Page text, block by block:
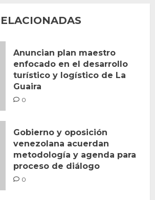
Anuncian plan maestro
enfocado en el desarrollo
turístico y logístico de La
Guaira
0
Gobierno y oposición
venezolana acuerdan
metodología y agenda para
proceso de diálogo
0